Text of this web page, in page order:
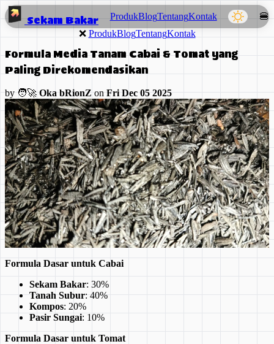
Sekam Bakar ProdukBlogTentangKontak
🍔
❌ ProdukBlogTentangKontak
Formula Media Tanam Cabai & Tomat yang
Paling Direkomendasikan
by 🧑‍🚀 Oka bRionZ on Fri Dec 05 2025
Formula Dasar untuk Cabai
Sekam Bakar: 30%
Tanah Subur: 40%
Kompos: 20%
Pasir Sungai: 10%
Formula Dasar untuk Tomat